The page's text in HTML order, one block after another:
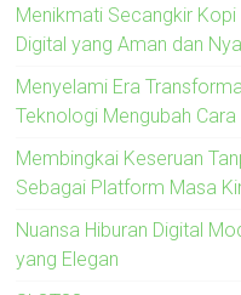
Menikmati Secangkir Kopi
Digital yang Aman dan
Menyelami Era
Teknologi Mengubah
Membingkai Keseruan
Sebagai Platform Masa
Nuansa Hiburan Digital
yang Elegan